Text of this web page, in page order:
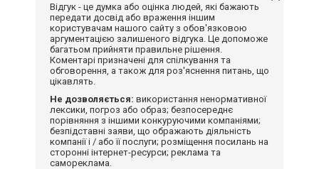
Відгук - це думка або оцінка людей, які бажають
передати досвід або враження іншим
користувачам нашого сайту з обов'язковою
аргументацією залишеного відгука. Це допоможе
багатьом прийняти правильне рішення.
Коментарі призначені для спілкування та
обговорення, а також для роз'яснення питань, що
цікавлять.
Не дозволяється: використання ненормативної
лексики, погроз або образ; безпосереднє
порівняння з іншими конкуруючими компаніями;
безпідставні заяви, що ображають діяльність
компанії і / або її послуги; розміщення посилань на
сторонні інтернет-ресурси; реклама та
самореклама.